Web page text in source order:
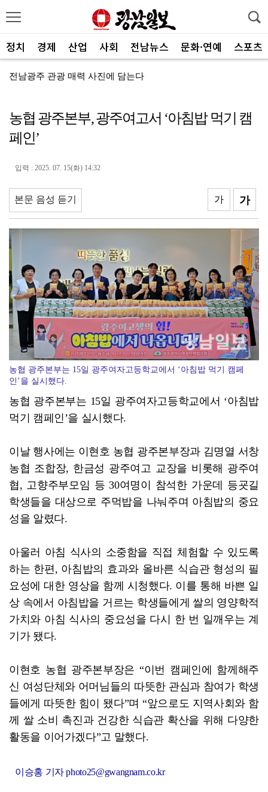
정치 경제 산업 사회 전남뉴스 문화·연예 스포츠
전남광주 관광 매력 사진에 담는다
중기부, 지방소멸 대응 유공자 찾는다
광산구자원봉사센터, 폭염 대응 통합자원지원단 활동
ACC '아시아의 장치들'전···누적 관람객 10만명 ...
SOOP 수퍼스, 고의정·서지혜 영입…전력 보강
중진공, 유망 중소기업 최대 20억 성장자금
현대차그룹, 공동주택서 주차로봇 실증 추진
농협 광주본부, 광주여고서 ‘아침밥 먹기 캠
페인’
입력 : 2025. 07. 15(화) 14:32
본문 음성 듣기 가
가
농협 광주본부는 15일 광주여자고등학교에서 ‘아침밥 먹기 캠페
인’을 실시했다.
농협 광주본부는 15일 광주여자고등학교에서 ‘아침밥
먹기 캠페인’을 실시했다.
이날 행사에는 이현호 농협 광주본부장과 김명열 서창
농협 조합장, 한금성 광주여고 교장을 비롯해 광주여
협, 고향주부모임 등 30여명이 참석한 가운데 등굣길
학생들을 대상으로 주먹밥을 나눠주며 아침밥의 중요
성을 알렸다.
아울러 아침 식사의 소중함을 직접 체험할 수 있도록
하는 한편, 아침밥의 효과와 올바른 식습관 형성의 필
요성에 대한 영상을 함께 시청했다. 이를 통해 바쁜 일
상 속에서 아침밥을 거르는 학생들에게 쌀의 영양학적
가치와 아침 식사의 중요성을 다시 한 번 일깨우는 계
기가 됐다.
이현호 농협 광주본부장은 “이번 캠페인에 함께해주
신 여성단체와 어머님들의 따뜻한 관심과 참여가 학생
들에게 따뜻한 힘이 됐다”며 “앞으로도 지역사회와 함
께 쌀 소비 촉진과 건강한 식습관 확산을 위해 다양한
활동을 이어가겠다”고 말했다.
이승홍 기자 photo25@gwangnam.co.kr